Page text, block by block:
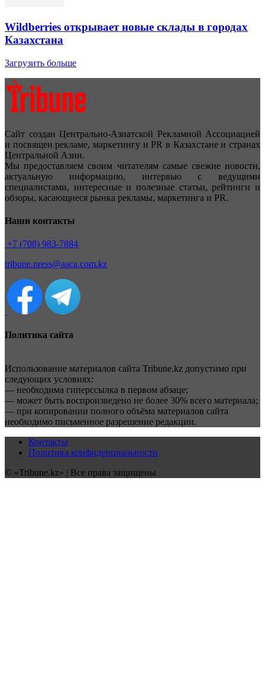
Wildberries открывает новые склады в городах
Казахстана
Загрузить больше
Сайт создан Центрально-Азиатской Рекламной Ассоциацией
и посвящен рекламе, маркетингу и PR в Казахстане и странах
Центральной Азии.
Мы предоставляем своим читателям самые свежие новости,
актуальную информацию, интервью с ведущими
специалистами, интересные и полезные статьи, рейтинги и
обзоры, касающиеся рынка рекламы, маркетинга и PR.
Наши контакты
+7 (708) 983-7884
tribune.press@aaca.com.kz
Политика сайта
Использование материалов сайта Tribune.kz допустимо при
следующих условиях:
— необходима гиперссылка в первом абзаце;
— может быть воспроизведено не более 30% всего материала;
— при копировании полного объёма материалов сайта
необходимо письменное разрешение редакции.
Контакты
Политика конфиденциальности
© «Tribune.kz» | Все права защищены